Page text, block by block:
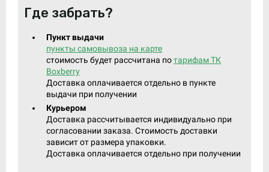
Где забрать?
Пункт выдачи
пункты самовывоза на карте
стоимость будет рассчитана потарифам ТК
Boxberry
Доставка оплачивается отдельно в пункте
выдачи при получении
Курьером
Доставка рассчитывается индивидуально при
согласовании заказа. Стоимость доставки
зависит от размера упаковки.
Доставка оплачивается отдельно при получении